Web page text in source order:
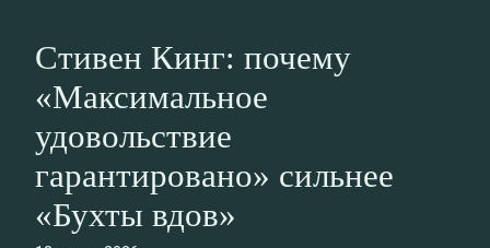
Стивен Кинг: почему
«Максимальное
удовольствие
гарантировано» сильнее
«Бухты вдов»